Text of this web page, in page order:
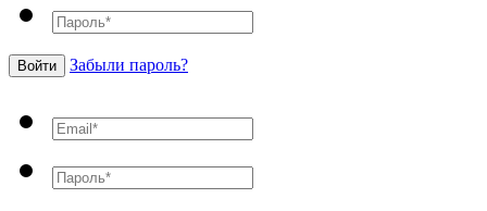
Войти Забыли пароль?